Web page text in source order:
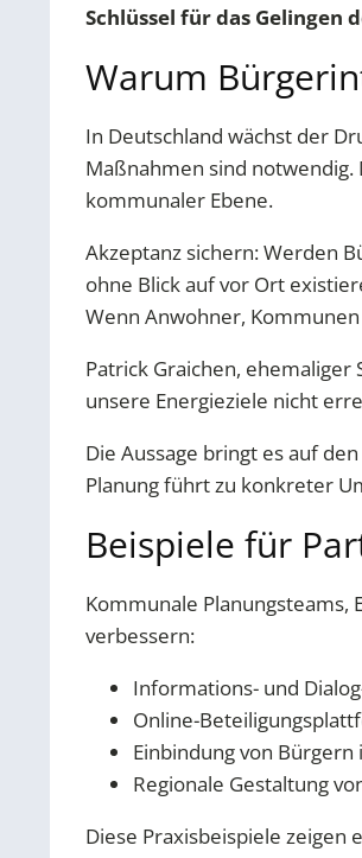
Schlüssel für das Gelingen
Warum
In Deutschland wächst der
Maßnahmen sind notwendig.
kommunaler Ebene.
Akzeptanz sichern: Werden
ohne Blick auf vor Ort
Wenn Anwohner,
Patrick Graichen,
unsere Energieziele nicht
Die Aussage bringt es auf
Planung führt zu konkreter
Beispiele für
Kommunale
verbessern:
Informations- und
Online-
Einbindung von
Regionale Gestaltung
Diese Praxisbeispiele